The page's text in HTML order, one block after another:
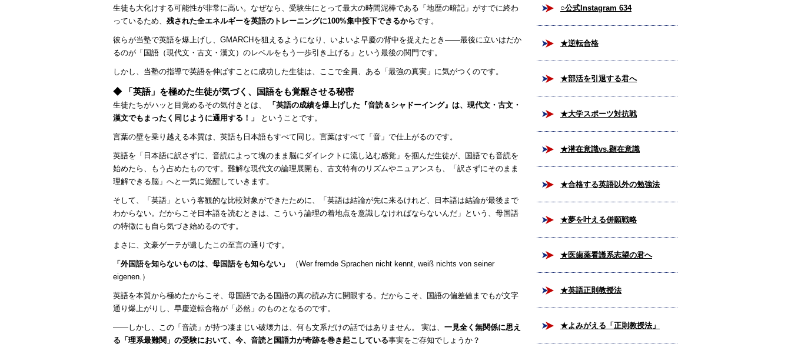
生徒も大化けする可能性が非常に高い。なぜなら、受験生にとって最大の時間泥棒である「地歴の暗記」がすでに終わ
っているため、 残された全エネルギーを英語のトレーニングに100%集中投下できるからです。
彼らが当塾で英語を爆上げし、GMARCHを狙えるようになり、いよいよ早慶の背中を捉えたとき――最後に立いはだか
るのが「国語（現代文・古文・漢文）のレベルをもう一歩引き上げる」という最後の関門です。
しかし、当塾の指導で英語を伸ばすことに成功した生徒は、ここで全員、ある「最強の真実」に気がつくのです。
◆ 「英語」を極めた生徒が気づく、国語をも覚醒させる秘密
生徒たちがハッと目覚めるその気付きとは、
「英語の成績を爆上げした『音読＆シャドーイング』は、現代文・古文・
漢文でもまったく同じように通用する！」
ということです。
言葉の壁を乗り越える本質は、英語も日本語もすべて同じ。言葉はすべて「音」で仕上がるのです。
英語を「日本語に訳さずに、音読によって塊のまま脳にダイレクトに流し込む感覚」を掴んだ生徒が、国語でも音読を
始めたら、もう占めたものです。難解な現代文の論理展開も、古文特有のリズムやニュアンスも、「訳さずにそのまま
理解できる脳」へと一気に覚醒していきます。
そして、「英語」という客観的な比較対象ができたために、「英語は結論が先に来るけれど、日本語は結論が最後まで
わからない。だからこそ日本語を読むときは、こういう論理の着地点を意識しなければならないんだ」という、母国語
の特徴にも自ら気づき始めるのです。
まさに、文豪ゲーテが遺したこの至言の通りです。
「外国語を知らないものは、母国語をも知らない」
（Wer fremde Sprachen nicht kennt, weiß nichts von seiner
eigenen.）
英語を本質から極めたからこそ、母国語である国語の真の読み方に開眼する。だからこそ、国語の偏差値までもが文字
通り爆上がりし、早慶逆転合格が「必然」のものとなるのです。
――しかし、この「音読」が持つ凄まじい破壊力は、何も文系だけの話ではありません。 実は、 一見全く無関係に思え
る「理系最難関」の受験において、今、音読と国語力が奇跡を巻き起こしている事実をご存知でしょうか？
○公式Instagram 634
★逆転合格
★部活を引退する君へ
★大学スポーツ対抗戦
★潜在意識vs.顕在意識
★合格する英語以外の勉強法
★夢を叶える併願戦略
★医歯薬看護系志望の君へ
★英語正則教授法
★よみがえる「正則教授法」